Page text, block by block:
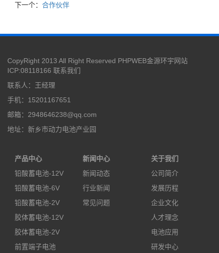
下一个： 合作伙伴
CopyRight 2013 All Right Reserved PHPWEB金源环宇网站
ICP:08118166 联系我们
联系人：王经理
手机：15201167651
邮箱：2948646238@qq.com
地址：新乡市动力电池产业园
产品中心
铅酸蓄电池-12V
铅酸蓄电池-6V
铅酸蓄电池-2V
胶体蓄电池-12V
胶体蓄电池-2V
前置端子电池
新闻中心
新闻动态
行业新闻
常见问题
关于我们
公司简介
发展历程
企业文化
人才理念
电池应用
研发中心